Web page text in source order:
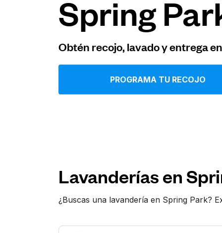
Iniciar sesión
United States ES
Spring
Obtén recojo, lavado y entrega
PROGRAMA TU RECOJO
Lavanderías en
¿Buscas una lavandería en Spring Park?